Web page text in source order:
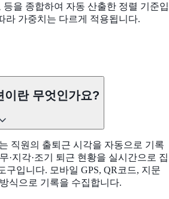
등을 종합하여 자동 산출한 정렬 기준입
라 가중치는 다르게 적용됩니다.
이란 무엇인가요?
직원의 출퇴근 시각을 자동으로 기록
·지각·조기 퇴근 현황을 실시간으로 집
구입니다. 모바일 GPS, QR코드, 지문
식으로 기록을 수집합니다.